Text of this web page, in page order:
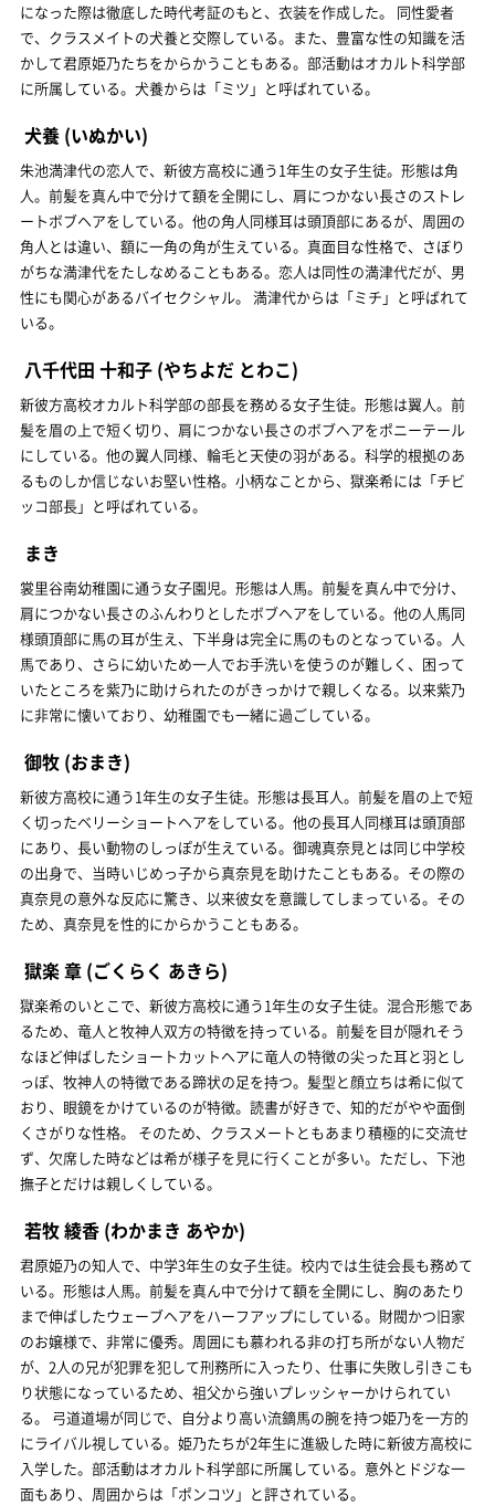
になった際は徹底した時代考証のもと、衣装を作成した。 同性愛者
で、クラスメイトの犬養と交際している。また、豊富な性の知識を活
かして君原姫乃たちをからかうこともある。部活動はオカルト科学部
に所属している。犬養からは「ミツ」と呼ばれている。
犬養 (いぬかい)
朱池満津代の恋人で、新彼方高校に通う1年生の女子生徒。形態は角
人。前髪を真ん中で分けて額を全開にし、肩につかない長さのストレ
ートボブヘアをしている。他の角人同様耳は頭頂部にあるが、周囲の
角人とは違い、額に一角の角が生えている。真面目な性格で、さぼり
がちな満津代をたしなめることもある。恋人は同性の満津代だが、男
性にも関心があるバイセクシャル。 満津代からは「ミチ」と呼ばれて
いる。
八千代田 十和子 (やちよだ とわこ)
新彼方高校オカルト科学部の部長を務める女子生徒。形態は翼人。前
髪を眉の上で短く切り、肩につかない長さのボブヘアをポニーテール
にしている。他の翼人同様、輪毛と天使の羽がある。科学的根拠のあ
るものしか信じないお堅い性格。小柄なことから、獄楽希には「チビ
ッコ部長」と呼ばれている。
まき
裳里谷南幼稚園に通う女子園児。形態は人馬。前髪を真ん中で分け、
肩につかない長さのふんわりとしたボブヘアをしている。他の人馬同
様頭頂部に馬の耳が生え、下半身は完全に馬のものとなっている。人
馬であり、さらに幼いため一人でお手洗いを使うのが難しく、困って
いたところを紫乃に助けられたのがきっかけで親しくなる。以来紫乃
に非常に懐いており、幼稚園でも一緒に過ごしている。
御牧 (おまき)
新彼方高校に通う1年生の女子生徒。形態は長耳人。前髪を眉の上で短
く切ったベリーショートヘアをしている。他の長耳人同様耳は頭頂部
にあり、長い動物のしっぽが生えている。御魂真奈見とは同じ中学校
の出身で、当時いじめっ子から真奈見を助けたこともある。その際の
真奈見の意外な反応に驚き、以来彼女を意識してしまっている。その
ため、真奈見を性的にからかうこともある。
獄楽 章 (ごくらく あきら)
獄楽希のいとこで、新彼方高校に通う1年生の女子生徒。混合形態であ
るため、竜人と牧神人双方の特徴を持っている。前髪を目が隠れそう
なほど伸ばしたショートカットヘアに竜人の特徴の尖った耳と羽とし
っぽ、牧神人の特徴である蹄状の足を持つ。髪型と顔立ちは希に似て
おり、眼鏡をかけているのが特徴。読書が好きで、知的だがやや面倒
くさがりな性格。 そのため、クラスメートともあまり積極的に交流せ
ず、欠席した時などは希が様子を見に行くことが多い。ただし、下池
撫子とだけは親しくしている。
若牧 綾香 (わかまき あやか)
君原姫乃の知人で、中学3年生の女子生徒。校内では生徒会長も務めて
いる。形態は人馬。前髪を真ん中で分けて額を全開にし、胸のあたり
まで伸ばしたウェーブヘアをハーフアップにしている。財閥かつ旧家
のお嬢様で、非常に優秀。周囲にも慕われる非の打ち所がない人物だ
が、2人の兄が犯罪を犯して刑務所に入ったり、仕事に失敗し引きこも
り状態になっているため、祖父から強いプレッシャーかけられてい
る。 弓道道場が同じで、自分より高い流鏑馬の腕を持つ姫乃を一方的
にライバル視している。姫乃たちが2年生に進級した時に新彼方高校に
入学した。部活動はオカルト科学部に所属している。意外とドジな一
面もあり、周囲からは「ポンコツ」と評されている。